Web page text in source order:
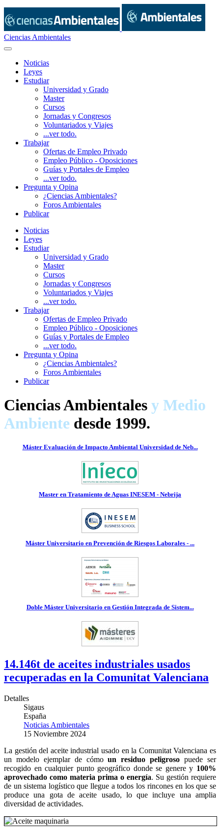
Ciencias Ambientales
Noticias
Leyes
Estudiar
Universidad y Grado
Master
Cursos
Jornadas y Congresos
Voluntariados y Viajes
...ver todo.
Trabajar
Ofertas de Empleo Privado
Empleo Público - Oposiciones
Guías y Portales de Empleo
...ver todo.
Pregunta y Opina
¿Ciencias Ambientales?
Foros Ambientales
Publicar
Noticias
Leyes
Estudiar
Universidad y Grado
Master
Cursos
Jornadas y Congresos
Voluntariados y Viajes
...ver todo.
Trabajar
Ofertas de Empleo Privado
Empleo Público - Oposiciones
Guías y Portales de Empleo
...ver todo.
Pregunta y Opina
¿Ciencias Ambientales?
Foros Ambientales
Publicar
Ciencias Ambientales y Medio
Ambiente desde 1999.
Máster Evaluación de Impacto Ambiental Universidad de Neb...
Master en Tratamiento de Aguas INESEM - Nebrija
Máster Universitario en Prevención de Riesgos Laborales - ...
Doble Máster Universitario en Gestión Integrada de Sistem...
14.146t de aceites industriales usados
recuperadas en la Comunitat Valenciana
Detalles
Sigaus
España
Noticias Ambientales
15 Noviembre 2024
La gestión del aceite industrial usado en la Comunitat Valenciana es
un modelo ejemplar de cómoun residuo peligroso puede ser
recogido en cualquier punto geográfico donde se genere y 100%
aprovechado como materia prima o energía. Su gestión requiere
de un sistema logístico que llegue a todos los rincones en los que se
produce una gota de aceite usado, lo que incluye una amplia
diversidad de actividades.